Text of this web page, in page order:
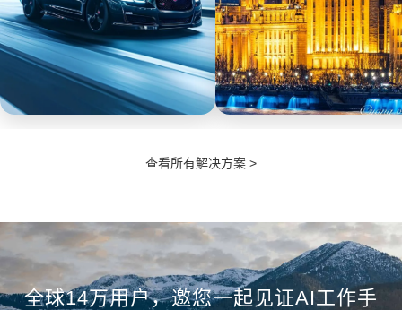
发现数据泄漏，防范离职员工带
走客户等情况。
检分析。处理投诉可随时调取服
务数据佐证。
查看所有解决方案 >
全球14万用户，邀您一起见证AI工作手